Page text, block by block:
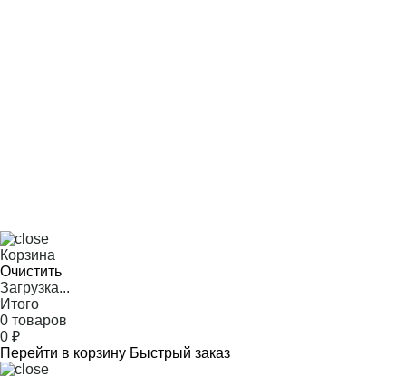
Корзина
Очистить
Загрузка...
Итого
0 товаров
0 ₽
Перейти в корзину Быстрый заказ